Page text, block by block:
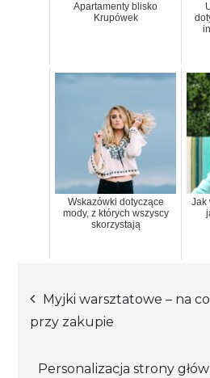
Apartamenty blisko
Krupówek
Wskazówki dotyczące
mody, z których wszyscy
skorzystają
Jak
Nawigacja
wpisu
Myjki warsztatowe – na
przy zakupie
Personalizacja strony